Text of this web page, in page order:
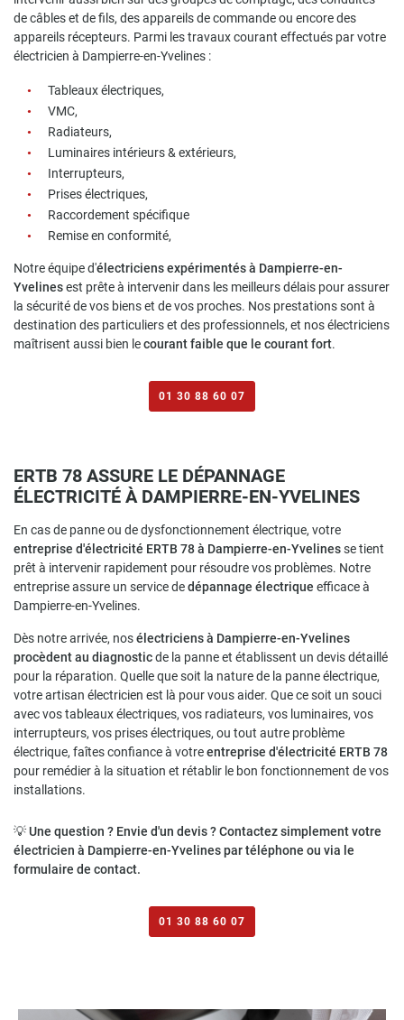
Accueil
Rénovations
Restez
de câbles et de fils, des appareils de commande ou encore des
appareils récepteurs. Parmi les travaux courant effectués par votre
électricien à Dampierre-en-Yvelines :
Tableaux électriques,
VMC,
Radiateurs,
Luminaires intérieurs & extérieurs,
Interrupteurs,
Prises électriques,
Raccordement spécifique
Remise en conformité,
Notre équipe d'électriciens expérimentés à Dampierre-en-
Yvelinesest prête à intervenir dans les meilleurs délais pour assurer
la sécurité de vos biens et de vos proches. Nos prestations sont à
destination des particuliers et des professionnels, et nos électriciens
maîtrisent aussi bien lecourant faible que le courant fort.
01 30 88 60 07
ERTB 78 ASSURE LE DÉPANNAGE
ÉLECTRICITÉ À DAMPIERRE-EN-YVELINES
En cas de panne ou de dysfonctionnement électrique, votre
entreprise d'électricité ERTB 78 à Dampierre-en-Yvelinesse tient
prêt à intervenir rapidement pour résoudre vos problèmes. Notre
entreprise assure un service dedépannage électrique efficace à
Dampierre-en-Yvelines.
Dès notre arrivée, nosélectriciens à Dampierre-en-Yvelines
procèdent au diagnosticde la panne et établissent un devis détaillé
pour la réparation. Quelle que soit la nature de la panne électrique,
votre artisan électricien est là pour vous aider. Que ce soit un souci
avec vos tableaux électriques, vos radiateurs, vos luminaires, vos
interrupteurs, vos prises électriques, ou tout autre problème
électrique, faîtes confiance à votreentreprise d'électricité ERTB 78
pour remédier à la situation et rétablir le bon fonctionnement de vos
installations.
💡Une question ? Envie d'un devis ? Contactez simplement votre
électricien à Dampierre-en-Yvelines par téléphone ou via le
formulaire de contact.
01 30 88 60 07